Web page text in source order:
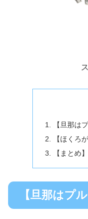
【旦那は
【ほくろ
【まとめ】
【旦那はプ